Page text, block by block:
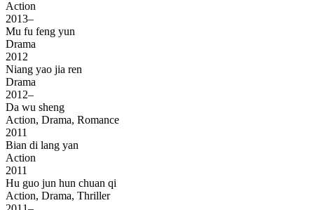
Action
2013–
Mu fu feng yun
Drama
2012
Niang yao jia ren
Drama
2012–
Da wu sheng
Action, Drama, Romance
2011
Bian di lang yan
Action
2011
Hu guo jun hun chuan qi
Action, Drama, Thriller